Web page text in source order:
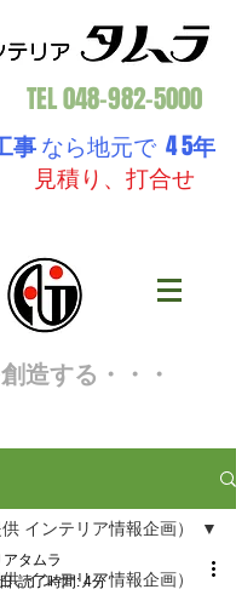
TEL048-982-5000
事なら地元で 4 5年
!
見積り、打合せ
造する・・・
インテリア情報企画）
インテリア情報企画）
タムラ
読了時間: 4分